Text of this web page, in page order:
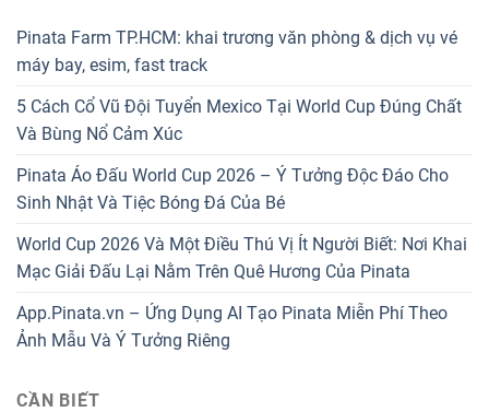
Pinata Farm TP.HCM: khai trương văn phòng & dịch vụ vé
máy bay, esim, fast track
5 Cách Cổ Vũ Đội Tuyển Mexico Tại World Cup Đúng Chất
Và Bùng Nổ Cảm Xúc
Pinata Áo Đấu World Cup 2026 – Ý Tưởng Độc Đáo Cho
Sinh Nhật Và Tiệc Bóng Đá Của Bé
World Cup 2026 Và Một Điều Thú Vị Ít Người Biết: Nơi Khai
Mạc Giải Đấu Lại Nằm Trên Quê Hương Của Pinata
App.Pinata.vn – Ứng Dụng AI Tạo Pinata Miễn Phí Theo
Ảnh Mẫu Và Ý Tưởng Riêng
CẦN BIẾT